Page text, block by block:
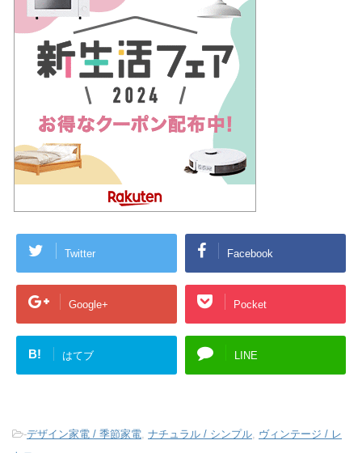
Twitter Facebook
Google+ Pocket
B! はてブ LINE
-デザイン家電 / 季節家電, ナチュラル / シンプル, ヴィンテージ / レ